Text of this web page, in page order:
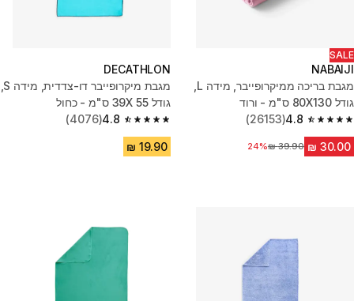
SALE
NABAIJI
גודל 80X130 ס"מ - ורוד
4.8
4.8 out of 5 stars from 26153 reviews
(26153)
מחיר לפני הנחה‏39.90 ₪
24%
DECATHLON
גודל 39X 55 ס"מ - כחול
4.8
4.8 out of 5 stars from 4076 reviews
(4076)